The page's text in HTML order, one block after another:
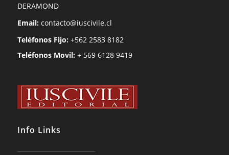
DERAMOND
Email:contacto@iuscivile.cl
Teléfonos Fijo:+562 2583 8182
Teléfonos Movil:+ 569 6128 9419
Info Links